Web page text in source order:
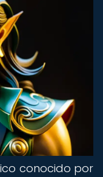
conocido por